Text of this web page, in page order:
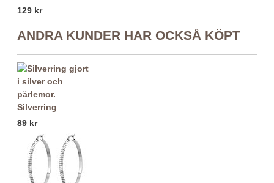
129 kr
ANDRA KUNDER HAR OCKSÅ KÖPT
Silverring
89 kr